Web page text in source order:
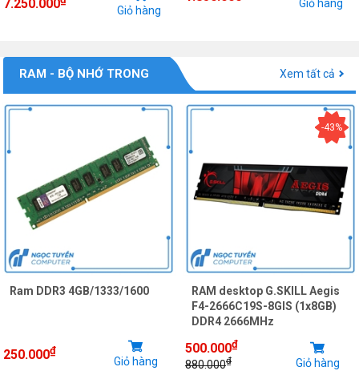
7.250.000 Giỏ hàng
Giỏ hàng
RAM - BỘ NHỚ TRONG Xem tất cả
Ram DDR3 4GB/1333/1600
250.000₫
Giỏ hàng
-43%
RAM desktop G.SKILL Aegis
F4-2666C19S-8GIS (1x8GB)
DDR4 2666MHz
500.000₫
880.000₫ Giỏ hàng